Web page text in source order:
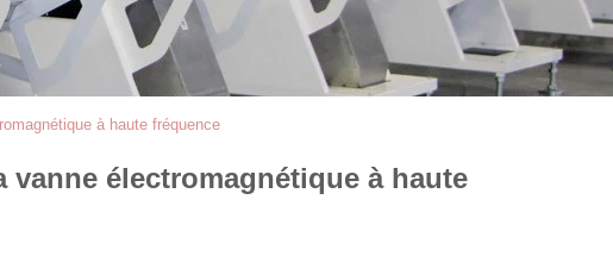
à haute fréquence
vanne électromagnétique à haute